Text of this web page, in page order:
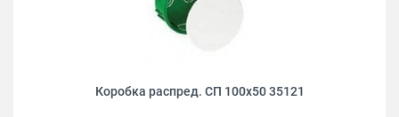
Коробка распред. СП 100х50 35121